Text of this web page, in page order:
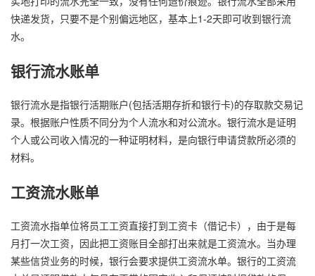
快递发货，只要不是个别偏远地区，基本上1-2天即可收到银行流
水。
银行流水账单
银行流水是指银行活期账户(包括活期存折和银行卡)的存取款交易记
录。根据账户性质不同分为个人流水和对公流水。银行流水是证明
个人或公司收入情况的一种证明材料，是向银行申请贷款所必须的
材料。
工资流水账单
工资流水指单位将员工工资直接打到工资卡（借记卡），由于是每
月打一次工资，因此把工资账目全部打出来就是工资流水。当办理
某些信贷业务的时候，银行会要求提供工资流水单。银行的工资流